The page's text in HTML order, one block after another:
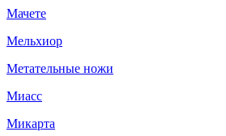
Мачете
Мельхиор
Метательные ножи
Миасс
Микарта